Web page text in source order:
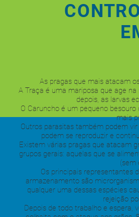
As pragas que mais atacam
‍A Traça é uma mariposa que age
depois, as larvas
‍O Caruncho é um pequeno
mais
‍Outros parasitas também podem
podem se reproduzir e
‍Existem várias pragas que atacam
grupos gerais: aquelas que se
(sem
Os principais representantes
armazenamento são
qualquer uma dessas espécies
rejeição
Depois de todo trabalho e espera,